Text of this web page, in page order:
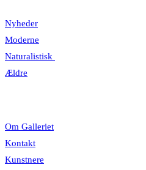
Nyheder
Moderne
Naturalistisk
Ældre
Om Galleriet
Kontakt
Kunstnere